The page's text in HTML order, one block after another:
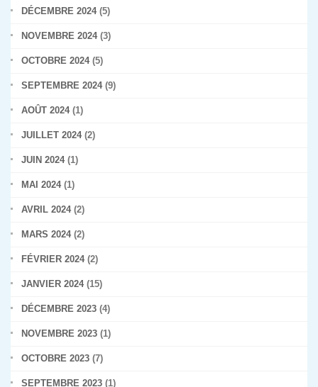
DÉCEMBRE 2024(5)
NOVEMBRE 2024(3)
OCTOBRE 2024(5)
SEPTEMBRE 2024(9)
AOÛT 2024(1)
JUILLET 2024(2)
JUIN 2024(1)
MAI 2024(1)
AVRIL 2024(2)
MARS 2024(2)
FÉVRIER 2024(2)
JANVIER 2024(15)
DÉCEMBRE 2023 (4)
NOVEMBRE 2023 (1)
OCTOBRE 2023 (7)
SEPTEMBRE 2023 (1)